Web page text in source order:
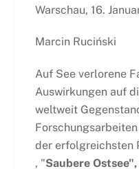
Warschau, 16.
Marcin Ruciński
Auf See verlorene
Auswirkungen auf
weltweit
der erfolgreichsten
, "Saubere